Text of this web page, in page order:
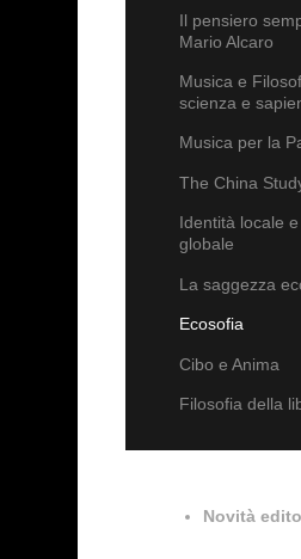
Il pensiero
Mario Alcaro
Musica e
scienza e
Musica per la
The China
Identità locale
globale
La saggezza
Ecosofia
Cibo e Anima
Filosofia della
Novità